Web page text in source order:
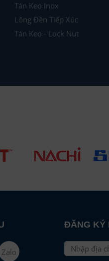
Tán Keo Inox
Lông Đền Tiếp Xúc
Tán Keo - Lock Nut
Zalo
ĐĂNG KÝ